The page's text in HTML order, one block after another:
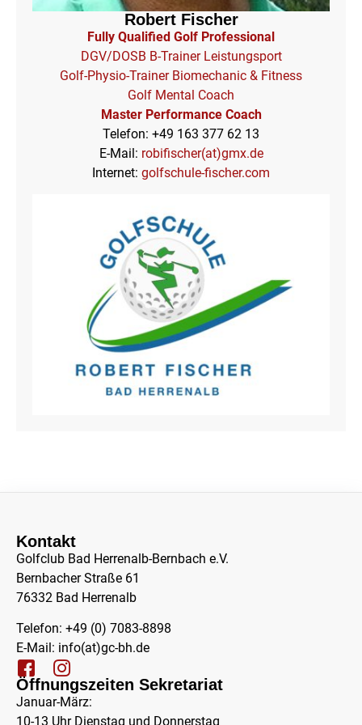
Robert Fischer
Fully Qualified Golf Professional
DGV/DOSB B-Trainer Leistungsport
Golf-Physio-Trainer Biomechanic & Fitness
Golf Mental Coach
Master Performance Coach
Telefon: +49 163 377 62 13
E-Mail: robifischer(at)gmx.de
Internet: golfschule-fischer.com
Kontakt
Golfclub Bad Herrenalb-Bernbach e.V.
Bernbacher Straße 61
76332 Bad Herrenalb
Telefon: +49 (0) 7083-8898
E-Mail: info(at)gc-bh.de
Öffnungszeiten Sekretariat
Januar-März:
10-13 Uhr Dienstag und Donnerstag